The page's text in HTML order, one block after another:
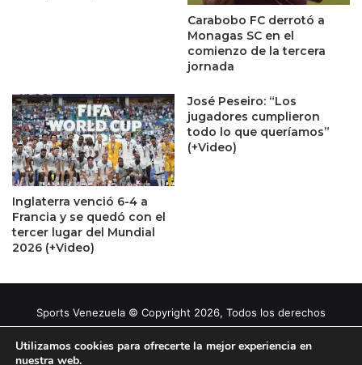
Carabobo FC derrotó a
Monagas SC en el
comienzo de la tercera
jornada
Inglaterra venció 6-4 a
Francia y se quedó con el
tercer lugar del Mundial
2026 (+Video)
José Peseiro: “Los
jugadores cumplieron
todo lo que queríamos”
(+Video)
Sports Venezuela © Copyright 2026, Todos los derechos
Utilizamos cookies para ofrecerte la mejor experiencia en
nuestra web.